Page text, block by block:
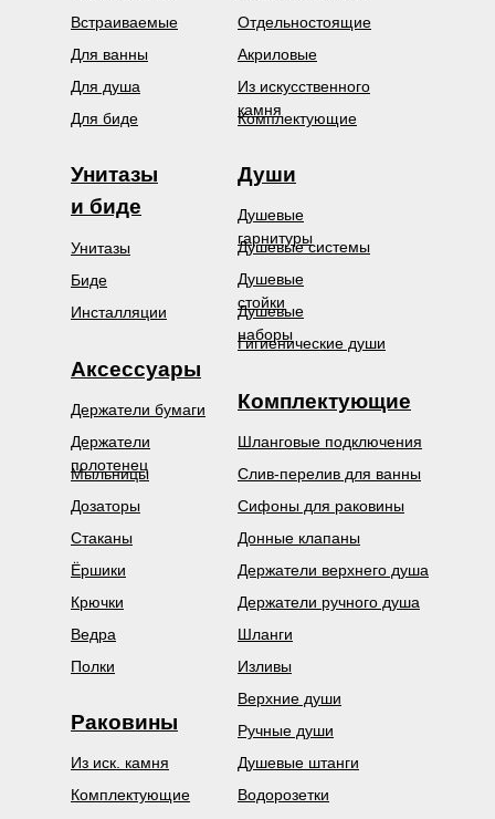
Души
Душевые
гарнитуры
Душевые системы
Гигиенические души
Аксессуары
Держатели бумаги
Держатели
полотенец
Мыльницы
Раковины
Из иск. камня
Комплектующие
Встраиваемые
Для биде
Для ванны
Для душа
Из искусственного
камня
Комплектующие
Шланговые подключения
Слив-перелив для ванны
Сифоны для раковины
Донные клапаны
Душевые
стойки
Душевые
наборы
Дозаторы
Держатели верхнего душа
Акриловые
Отдельностоящие
Комплектующие
Инсталляции
Биде
Унитазы
Унитазы
и биде
Стаканы
Ёршики
Крючки
Ведра
Полки
Держатели ручного душа
Шланги
Изливы
Верхние души
Ручные души
Душевые штанги
Водорозетки